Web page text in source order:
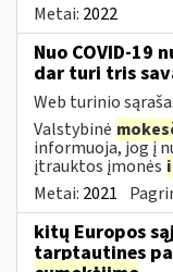
Metai: 2022
Nuo COVID-19
dar turi tris
Web turinio
Valstybinė
informuoja, jog į
įtrauktos įmonės
Metai: 2021
kitų Europos
tarptautines